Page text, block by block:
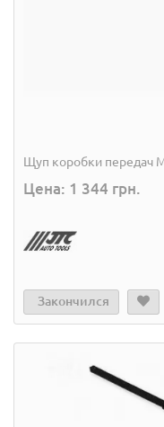
Щуп коробки передач
Цена: 1 344 грн.
Закончился